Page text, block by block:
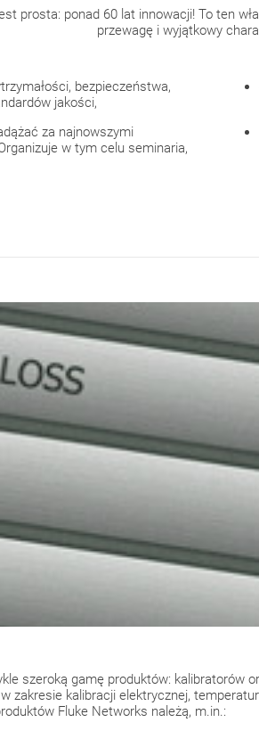
prosta: ponad 60 lat innowacji! To ten
przewagę i wyjątkowy
bezpieczeństwa,
jakości,
za najnowszymi
w tym celu seminaria,
szeroką gamę produktów: kalibratorów
zakresie kalibracji elektrycznej,
Fluke Networks należą, m.in.: